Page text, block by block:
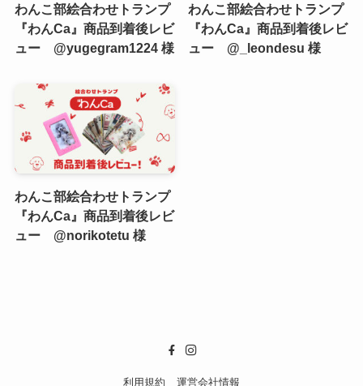
わんこ部絵合わせトランプ
『わんCa』商品到着後レビ
ュー @yugegram1224 様
わんこ部絵合わせトランプ
『わんCa』商品到着後レビ
ュー @_leondesu 様
わんこ部絵合わせトランプ
『わんCa』商品到着後レビ
ュー @norikotetu 様
利用規約 運営会社情報